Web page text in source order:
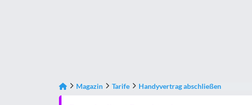
Magazin Tarife Handyvertrag abschließen